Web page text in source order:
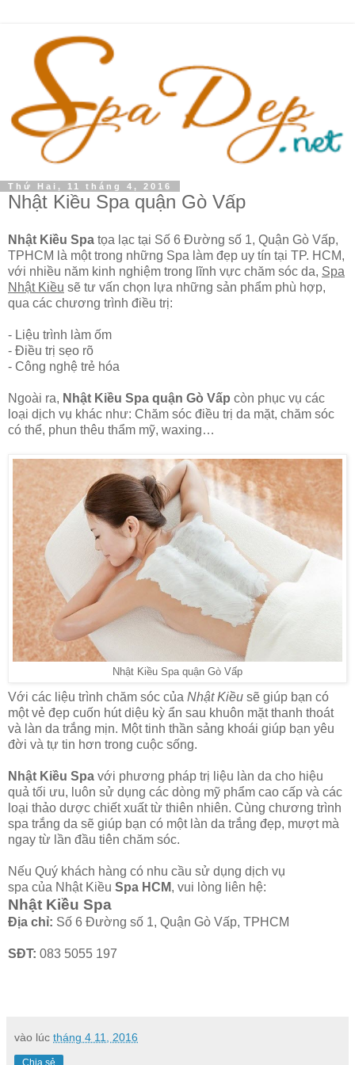
Thứ Hai, 11 tháng 4, 2016
Nhật Kiều Spa quận Gò Vấp
Nhật Kiều Spa tọa lạc tại Số 6 Đường số 1, Quận Gò Vấp,
TPHCM là một trong những Spa làm đẹp uy tín tại TP. HCM,
với nhiều năm kinh nghiệm trong lĩnh vực chăm sóc da, Spa
Nhật Kiều sẽ tư vấn chọn lựa những sản phẩm phù hợp,
qua các chương trình điều trị:
- Liệu trình làm ốm
- Điều trị sẹo rõ
- Công nghệ trẻ hóa
Ngoài ra, Nhật Kiều Spa quận Gò Vấp còn phục vụ các
loại dịch vụ khác như: Chăm sóc điều trị da mặt, chăm sóc
có thể, phun thêu thẩm mỹ, waxing…
Nhật Kiều Spa quận Gò Vấp
Với các liệu trình chăm sóc của Nhật Kiều sẽ giúp bạn có
một vẻ đẹp cuốn hút diệu kỳ ẩn sau khuôn mặt thanh thoát
và làn da trắng mịn. Một tinh thần sảng khoái giúp bạn yêu
đời và tự tin hơn trong cuộc sống.
Nhật Kiều Spa với phương pháp trị liệu làn da cho hiệu
quả tối ưu, luôn sử dụng các dòng mỹ phẩm cao cấp và các
loại thảo dược chiết xuất từ thiên nhiên. Cùng chương trình
spa trắng da sẽ giúp bạn có một làn da trắng đẹp, mượt mà
ngay từ lần đầu tiên chăm sóc.
Nếu Quý khách hàng có nhu cầu sử dụng dịch vụ
spa của Nhật Kiều Spa HCM, vui lòng liên hệ:
Nhật Kiều Spa
Địa chỉ: Số 6 Đường số 1, Quận Gò Vấp, TPHCM
SĐT: 083 5055 197
vào lúc tháng 4 11, 2016
Chia sẻ